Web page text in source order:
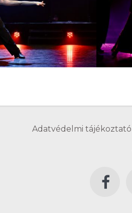
Adatvédelmi tájékoztató